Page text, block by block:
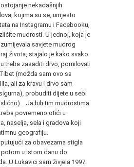
nekadašnjih
kojima su se, umjesto
na Instagramu i Facebooku,
mudrosti. U jednoj, koja je
savjete mudrog
života, stajalo je kako svako
treba zasaditi drvo, pomilovati
(možda sam ovo sa
ali za kravu i drvo sam
probuditi dijete u sebi
Ja bih tim mudrostima
povremeno otići u
naselja, sela i gradova koji
geografiju.
za obavezama stigla
u istom danu do
U Lukavici sam živjela 1997.